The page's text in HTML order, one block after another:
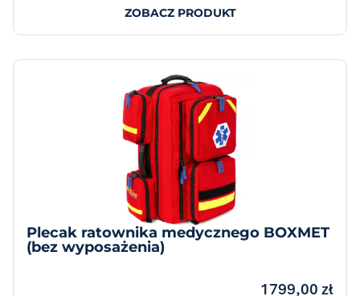
ZOBACZ PRODUKT
Plecak ratownika medycznego BOXMET
(bez wyposażenia)
1799,00 zł